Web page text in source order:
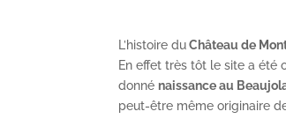
L’histoire duChâteau de
En effet très tôt le site a été
donné naissance au
peut-être même originaire